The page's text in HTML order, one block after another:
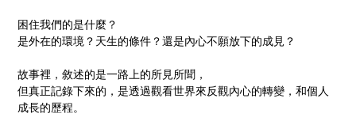
困住我們的是什麼？
是外在的環境？天生的條件？還是內心不願放下的成見？
故事裡，敘述的是一路上的所見所聞，
但真正記錄下來的，是透過觀看世界來反觀內心的轉變，和個人
成長的歷程。